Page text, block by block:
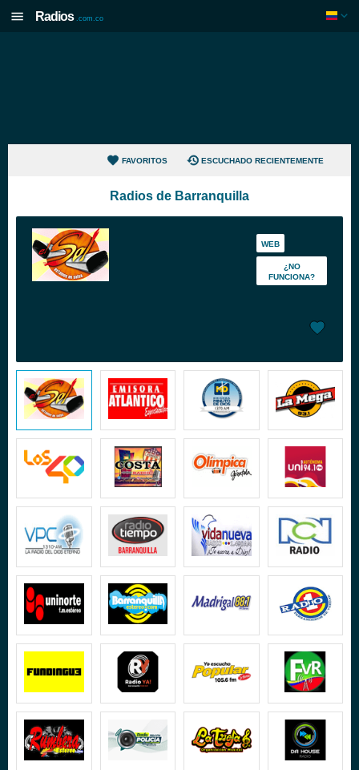
Radios .com.co
FAVORITOS ESCUCHADO RECIENTEMENTE
Radios de Barranquilla
WEB
¿NO
FUNCIONA?